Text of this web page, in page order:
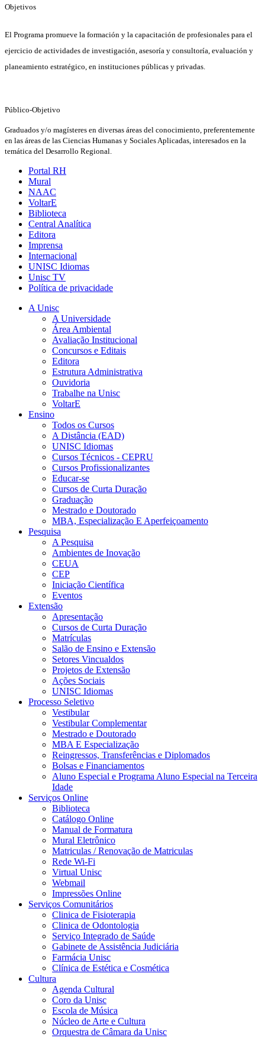
Objetivos
El Programa promueve la formación y la capacitación de profesionales para el
ejercicio de actividades de investigación, asesoría y consultoría, evaluación y
planeamiento estratégico , en instituciones públicas y privadas.
Público-Objetivo
Graduados y/o magísteres en diversas áreas del conocimiento, preferentemente
en las áreas de las Ciencias Humanas y Sociales Aplicadas, interesados en la
temática del Desarrollo Regional.
Portal RH
Mural
NAAC
VoltarE
Biblioteca
Central Analítica
Editora
Imprensa
Internacional
UNISC Idiomas
Unisc TV
Política de privacidade
A Unisc
A Universidade
Área Ambiental
Avaliação Institucional
Concursos e Editais
Editora
Estrutura Administrativa
Ouvidoria
Trabalhe na Unisc
VoltarE
Ensino
Todos os Cursos
A Distância (EAD)
UNISC Idiomas
Cursos Técnicos - CEPRU
Cursos Profissionalizantes
Educar-se
Cursos de Curta Duração
Graduação
Mestrado e Doutorado
MBA, Especialização E Aperfeiçoamento
Pesquisa
A Pesquisa
Ambientes de Inovação
CEUA
CEP
Iniciação Científica
Eventos
Extensão
Apresentação
Cursos de Curta Duração
Matrículas
Salão de Ensino e Extensão
Setores Vincualdos
Projetos de Extensão
Ações Sociais
UNISC Idiomas
Processo Seletivo
Vestibular
Vestibular Complementar
Mestrado e Doutorado
MBA E Especialização
Reingressos, Transferências e Diplomados
Bolsas e Financiamentos
Aluno Especial e Programa Aluno Especial na Terceira
Idade
Serviços Online
Biblioteca
Catálogo Online
Manual de Formatura
Mural Eletrônico
Matriculas / Renovação de Matriculas
Rede Wi-Fi
Virtual Unisc
Webmail
Impressões Online
Serviços Comunitários
Clinica de Fisioterapia
Clinica de Odontologia
Serviço Integrado de Saúde
Gabinete de Assistência Judiciária
Farmácia Unisc
Clínica de Estética e Cosmética
Cultura
Agenda Cultural
Coro da Unisc
Escola de Música
Núcleo de Arte e Cultura
Orquestra de Câmara da Unisc